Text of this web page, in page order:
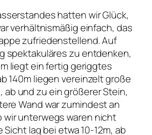
hatten wir Glück,
verhältnismäßig einfach, das
zufriedenstellend. Auf
spektakuläres zu entdenken,
liegt ein fertig geriggtes
140m liegen vereinzelt große
ab und zu ein größerer Stein,
Wand war zumindest an
wir unterwegs waren nicht
Sicht lag bei etwa 10-12m, ab